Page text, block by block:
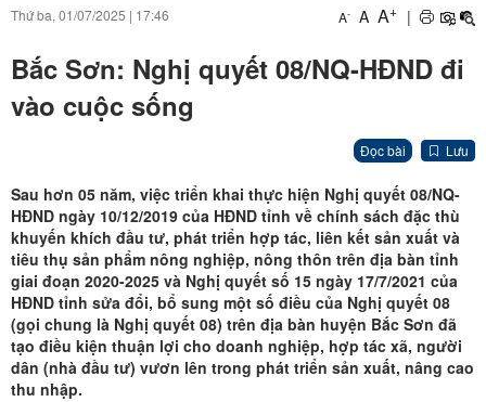
Thứ ba, 01/07/2025 | 17:46 A- A A+ |
Bắc Sơn: Nghị quyết 08/NQ-HĐND đi
vào cuộc sống
Đọc bài Lưu
Sau hơn 05 năm, việc triển khai thực hiện Nghị quyết 08/NQ-
HĐND ngày 10/12/2019 của HĐND tỉnh về chính sách đặc thù
khuyến khích đầu tư, phát triển hợp tác, liên kết sản xuất và
tiêu thụ sản phẩm nông nghiệp, nông thôn trên địa bàn tỉnh
giai đoạn 2020-2025 và Nghị quyết số 15 ngày 17/7/2021 của
HĐND tỉnh sửa đổi, bổ sung một số điều của Nghị quyết 08
(gọi chung là Nghị quyết 08) trên địa bàn huyện Bắc Sơn đã
tạo điều kiện thuận lợi cho doanh nghiệp, hợp tác xã, người
dân (nhà đầu tư) vươn lên trong phát triển sản xuất, nâng cao
thu nhập.